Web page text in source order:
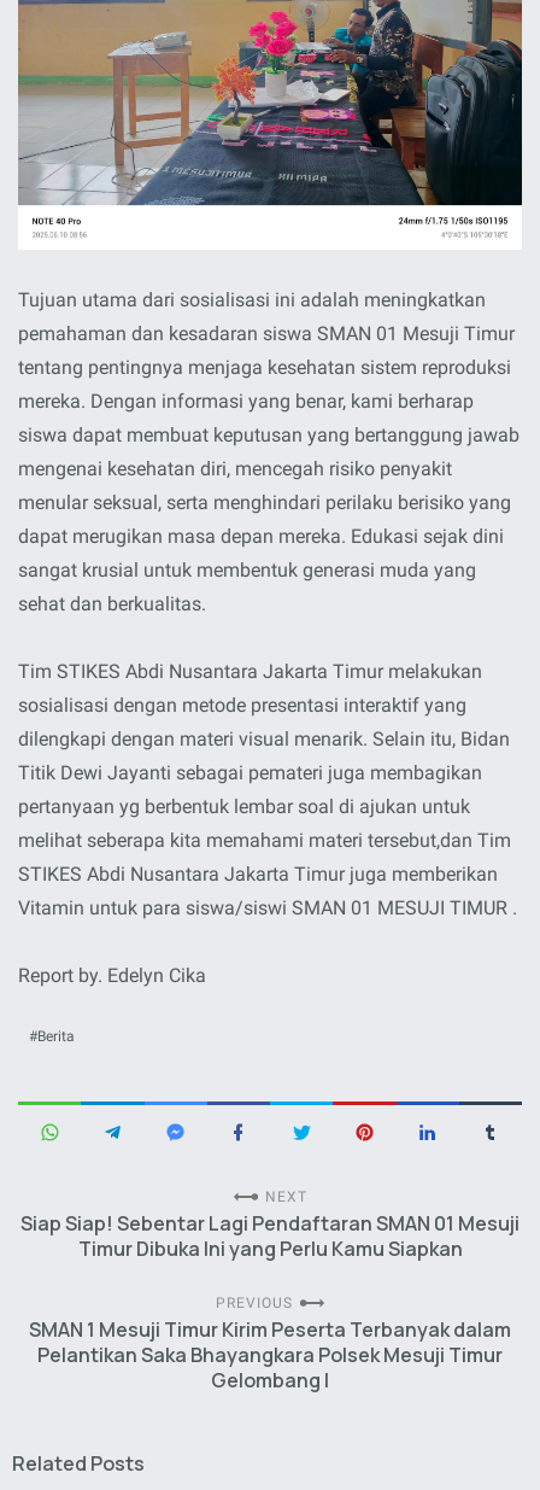
Tujuan utama dari sosialisasi ini adalah meningkatkan
pemahaman dan kesadaran siswa SMAN 01 Mesuji Timur
tentang pentingnya menjaga kesehatan sistem reproduksi
mereka. Dengan informasi yang benar, kami berharap
siswa dapat membuat keputusan yang bertanggung jawab
mengenai kesehatan diri, mencegah risiko penyakit
menular seksual, serta menghindari perilaku berisiko yang
dapat merugikan masa depan mereka. Edukasi sejak dini
sangat krusial untuk membentuk generasi muda yang
sehat dan berkualitas.
Tim STIKES Abdi Nusantara Jakarta Timur melakukan
sosialisasi dengan metode presentasi interaktif yang
dilengkapi dengan materi visual menarik. Selain itu, Bidan
Titik Dewi Jayanti sebagai pemateri juga membagikan
pertanyaan yg berbentuk lembar soal di ajukan untuk
melihat seberapa kita memahami materi tersebut,dan Tim
STIKES Abdi Nusantara Jakarta Timur juga memberikan
Vitamin untuk para siswa/siswi SMAN 01 MESUJI TIMUR .
Report by. Edelyn Cika
Berita
NEXT
Siap Siap! Sebentar Lagi Pendaftaran SMAN 01 Mesuji
Timur Dibuka Ini yang Perlu Kamu Siapkan
PREVIOUS
SMAN 1 Mesuji Timur Kirim Peserta Terbanyak dalam
Pelantikan Saka Bhayangkara Polsek Mesuji Timur
Gelombang I
Related Posts